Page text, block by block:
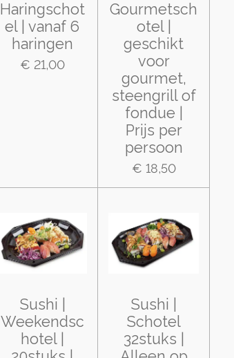
Haringschot
el | vanaf 6
haringen
€ 21,00
Gourmetsch
otel |
geschikt
voor
gourmet,
steengrill of
fondue |
Prijs per
persoon
€ 18,50
Sushi |
Weekendsc
hotel |
Sushi |
Schotel
32stuks |